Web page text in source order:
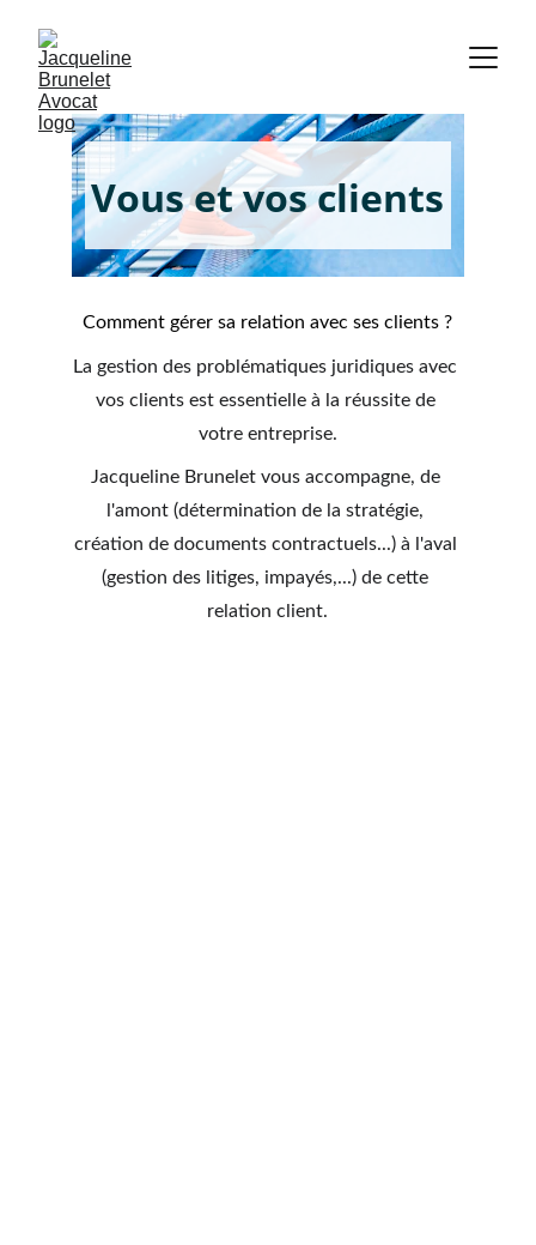
Vous et vos clients
Comment gérer sa relation avec ses clients ?
La gestion des problématiques juridiques avec
vos clients est essentielle à la réussite de
votre entreprise.
Jacqueline Brunelet vous accompagne, de
l'amont (détermination de la stratégie,
création de documents contractuels...) à l'aval
(gestion des litiges, impayés,...) de cette
relation client.